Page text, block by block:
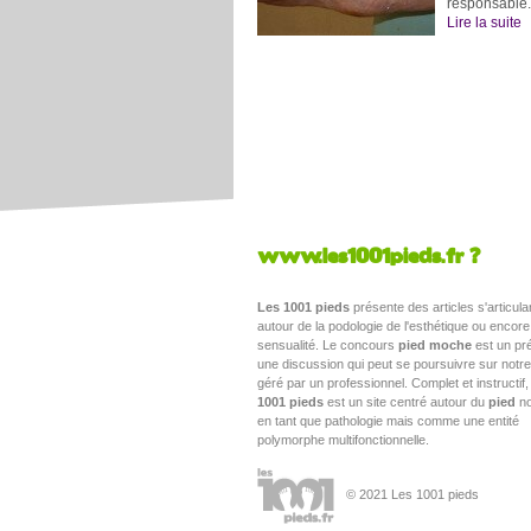
Lire la suite
www.les1001pieds.fr ?
Les 1001 pieds présente des articles
autour de la podologie de l'esthétique ou
sensualité. Le concours pied moche est un
une discussion qui peut se poursuivre sur
géré par un professionnel. Complet et instructif,
1001 pieds est un site centré autour du pied
en tant que pathologie mais comme une entité
polymorphe multifonctionnelle.
© 2021 Les 1001 pieds